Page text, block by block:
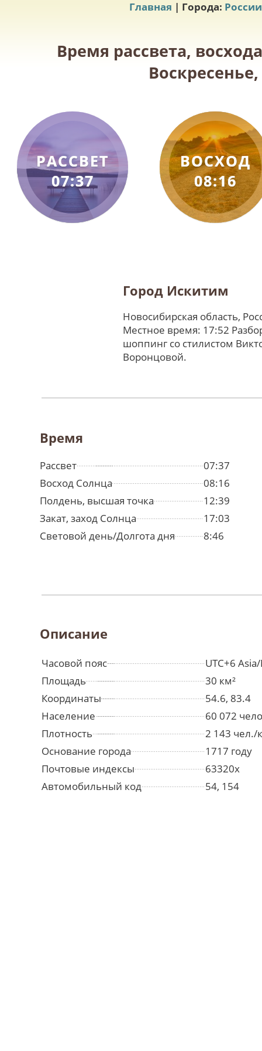
Главная | Города: России
Время рассвета,
РАССВЕТ
07:37
ВОСХОД
08:16
Город Искитим
Новосибирская область,
Местное время: 17:52
шоппинг со стилистом
Воронцовой.
Время
Рассвет
07:37
Восход Солнца
08:16
Полдень, высшая точка
12:39
Закат, заход Солнца
17:03
Световой день/Долгота дня
8:46
Описание
Часовой пояс
UTC+6
Площадь
30 км²
Координаты
54.6, 83.4
Население
60 072
Плотность
2 143 чел./
Основание города
1717 году
Почтовые индексы
63320х
Автомобильный код
54, 154